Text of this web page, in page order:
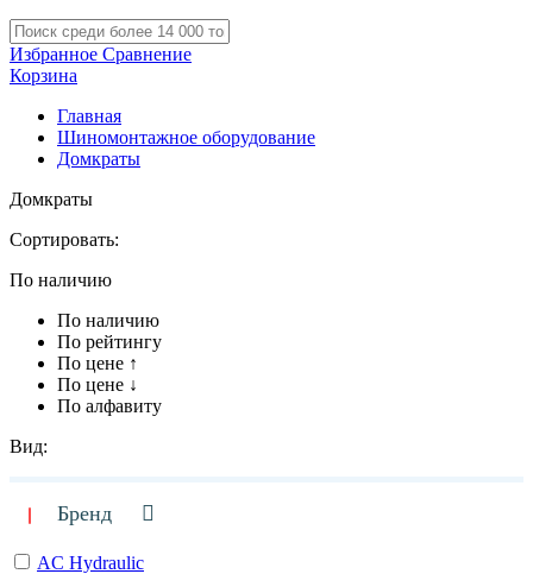
Избранное Сравнение
Корзина
Главная
Шиномонтажное оборудование
Домкраты
Домкраты
Сортировать:
По наличию
По наличию
По рейтингу
По цене ↑
По цене ↓
По алфавиту
Вид:
Бренд
AC Hydraulic